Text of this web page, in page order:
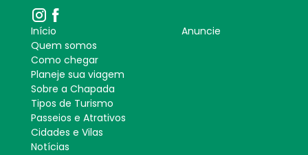
Início
Quem somos
Como chegar
Planeje sua viagem
Sobre a Chapada
Tipos de Turismo
Passeios e Atrativos
Cidades e Vilas
Notícias
Anuncie